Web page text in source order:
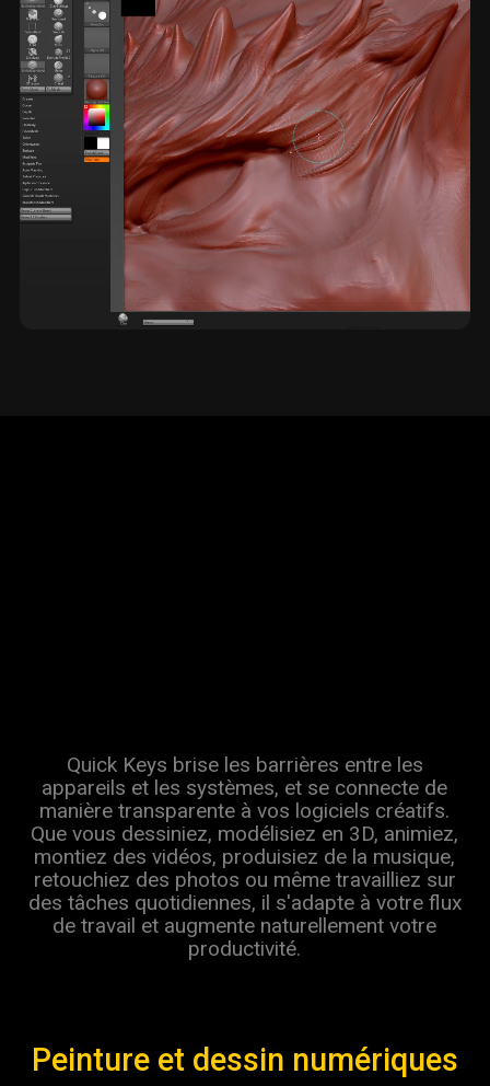
Quick Keys brise les barrières entre les
appareils et les systèmes, et se connecte de
manière transparente à vos logiciels créatifs.
Que vous dessiniez, modélisiez en 3D, animiez,
montiez des vidéos, produisiez de la musique,
retouchiez des photos ou même travailliez sur
des tâches quotidiennes, il s'adapte à votre flux
de travail et augmente naturellement votre
productivité.
Retouche photo